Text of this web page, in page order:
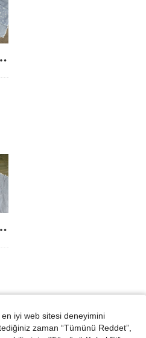
Renk: Mavi, Boyut: 32
iyi web sitesi deneyimini
zaman “Tümünü Reddet”,